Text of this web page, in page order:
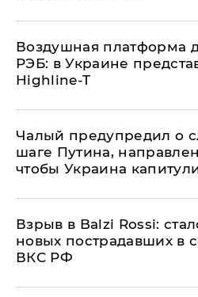
Воздушная платформа
РЭБ: в Украине
Highline-T
Чалый предупредил о
шаге Путина,
чтобы Украина
Взрыв в Balzi Rossi:
новых пострадавших в
ВКС РФ